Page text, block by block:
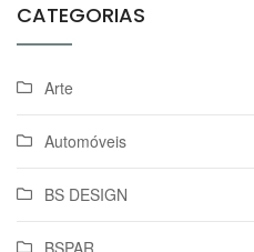
CATEGORIAS
Arte
Automóveis
BS DESIGN